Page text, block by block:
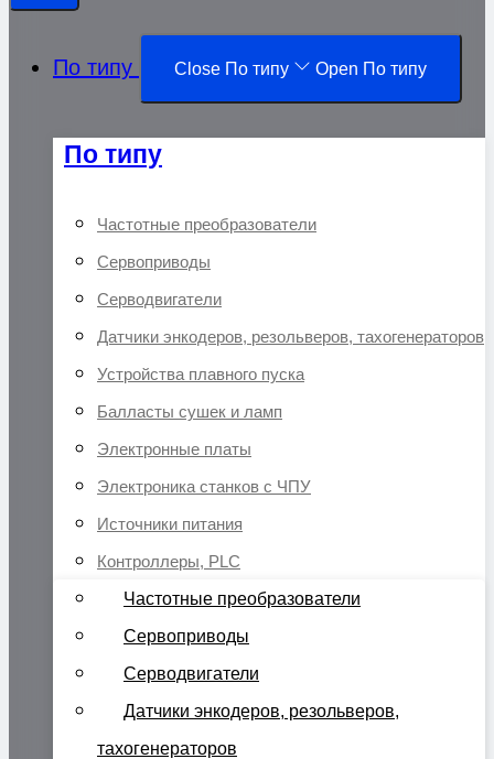
По типу Close По типу Open По типу
По типу
Частотные преобразователи
Сервоприводы
Серводвигатели
Датчики энкодеров, резольверов, тахогенераторов
Устройства плавного пуска
Балласты сушек и ламп
Электронные платы
Электроника станков с ЧПУ
Источники питания
Контроллеры, PLC
Частотные преобразователи
Сервоприводы
Серводвигатели
Датчики энкодеров, резольверов,
тахогенераторов